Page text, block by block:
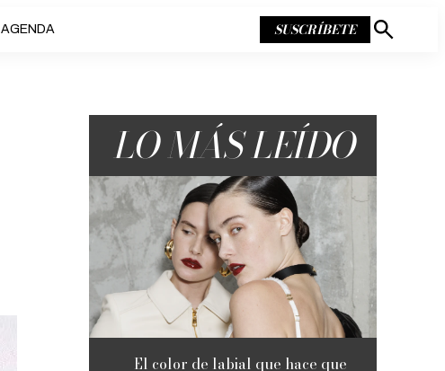
AGENDA SUSCRÍBETE
Mostrar
LO MÁS LEÍDO
El color de labial que hace que